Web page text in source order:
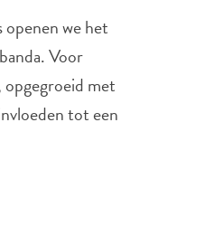
we het
Voor
met
tot een